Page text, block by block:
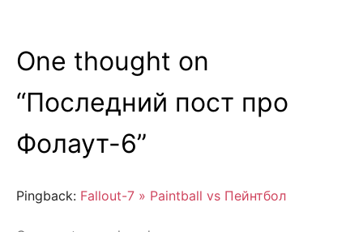
One thought on
“Последний пост про
Фолаут-6”
Pingback: Fallout-7 » Paintball vs Пейнтбол